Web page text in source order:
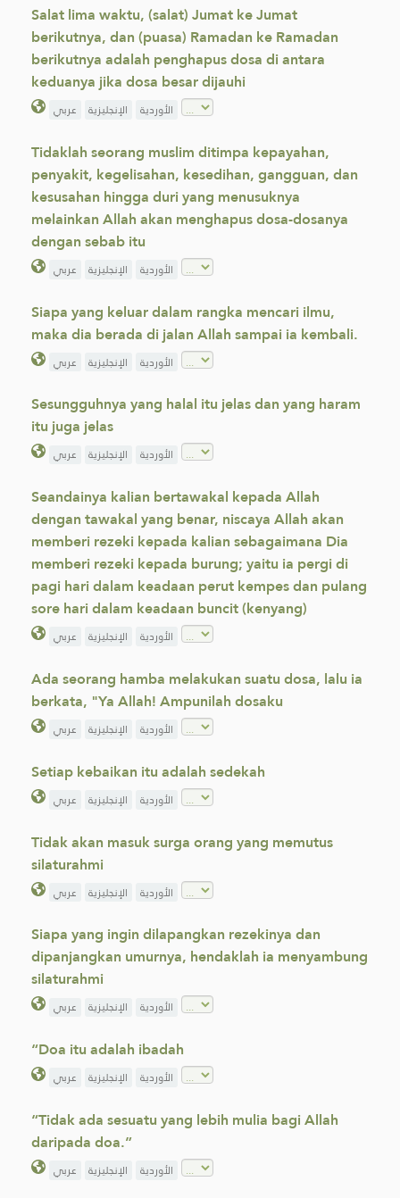
Salat lima waktu, (salat) Jumat ke Jumat
berikutnya, dan (puasa) Ramadan ke Ramadan
berikutnya adalah penghapus dosa di antara
keduanya jika dosa besar dijauhi
عربي الإنجليزية الأوردية
Tidaklah seorang muslim ditimpa kepayahan,
penyakit, kegelisahan, kesedihan, gangguan, dan
kesusahan hingga duri yang menusuknya
melainkan Allah akan menghapus dosa-dosanya
dengan sebab itu
عربي الإنجليزية الأوردية
Siapa yang keluar dalam rangka mencari ilmu,
maka dia berada di jalan Allah sampai ia kembali.
عربي الإنجليزية الأوردية
Sesungguhnya yang halal itu jelas dan yang haram
itu juga jelas
عربي الإنجليزية الأوردية
Seandainya kalian bertawakal kepada Allah
dengan tawakal yang benar, niscaya Allah akan
memberi rezeki kepada kalian sebagaimana Dia
memberi rezeki kepada burung; yaitu ia pergi di
pagi hari dalam keadaan perut kempes dan pulang
sore hari dalam keadaan buncit (kenyang)
عربي الإنجليزية الأوردية
Ada seorang hamba melakukan suatu dosa, lalu ia
berkata, "Ya Allah! Ampunilah dosaku
عربي الإنجليزية الأوردية
Setiap kebaikan itu adalah sedekah
عربي الإنجليزية الأوردية
Tidak akan masuk surga orang yang memutus
silaturahmi
عربي الإنجليزية الأوردية
Siapa yang ingin dilapangkan rezekinya dan
dipanjangkan umurnya, hendaklah ia menyambung
silaturahmi
عربي الإنجليزية الأوردية
“Doa itu adalah ibadah
عربي الإنجليزية الأوردية
“Tidak ada sesuatu yang lebih mulia bagi Allah
daripada doa.”
عربي الإنجليزية الأوردية